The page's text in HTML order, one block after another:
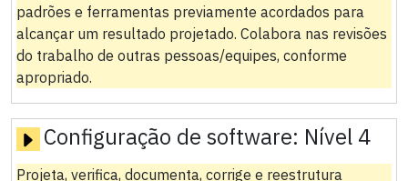
padrões e ferramentas previamente acordados para
alcançar um resultado projetado. Colabora nas revisões
do trabalho de outras pessoas/equipes, conforme
apropriado.
Configuração de software: Nível 4
Projeta, verifica, documenta, corrige e reestrutura